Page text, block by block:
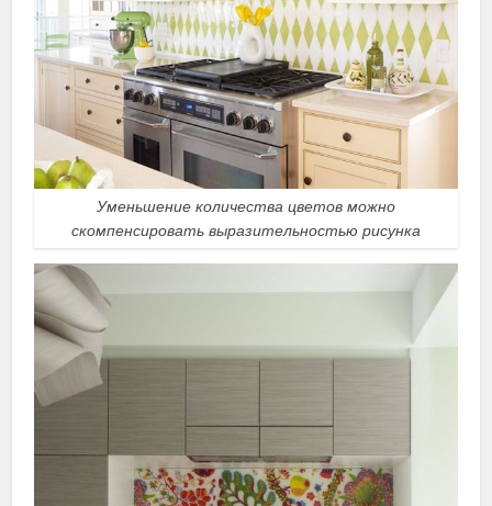
Уменьшение количества цветов можно
скомпенсировать выразительностью рисунка